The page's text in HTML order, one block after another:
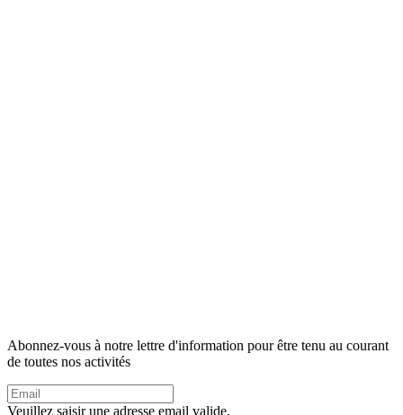
Abonnez-vous à notre lettre d'information pour être tenu au courant
de toutes nos activités
Veuillez saisir une adresse email valide.